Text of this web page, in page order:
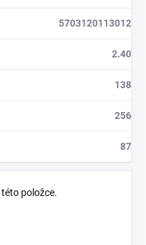
5703120113012
2.40
138
256
87
položce.